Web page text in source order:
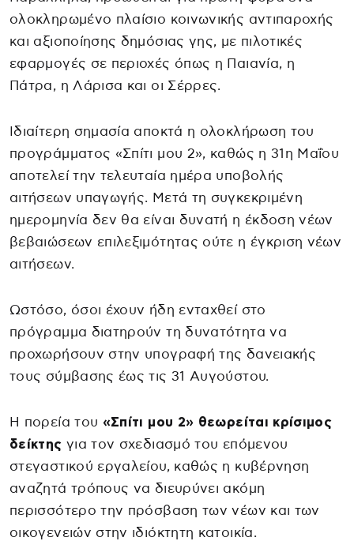
ολοκληρωμένο πλαίσιο κοινωνικής αντιπαροχής
και αξιοποίησης δημόσιας γης, με πιλοτικές
εφαρμογές σε περιοχές όπως η Παιανία, η
Πάτρα, η Λάρισα και οι Σέρρες.
Ιδιαίτερη σημασία αποκτά η ολοκλήρωση του
προγράμματος «Σπίτι μου 2», καθώς η 31η Μαΐου
αποτελεί την τελευταία ημέρα υποβολής
αιτήσεων υπαγωγής. Μετά τη συγκεκριμένη
ημερομηνία δεν θα είναι δυνατή η έκδοση νέων
βεβαιώσεων επιλεξιμότητας ούτε η έγκριση νέων
αιτήσεων.
Ωστόσο, όσοι έχουν ήδη ενταχθεί στο
πρόγραμμα διατηρούν τη δυνατότητα να
προχωρήσουν στην υπογραφή της δανειακής
τους σύμβασης έως τις 31 Αυγούστου.
Η πορεία του «Σπίτι μου 2» θεωρείται κρίσιμος
δείκτης για τον σχεδιασμό του επόμενου
στεγαστικού εργαλείου, καθώς η κυβέρνηση
αναζητά τρόπους να διευρύνει ακόμη
περισσότερο την πρόσβαση των νέων και των
οικογενειών στην ιδιόκτητη κατοικία.